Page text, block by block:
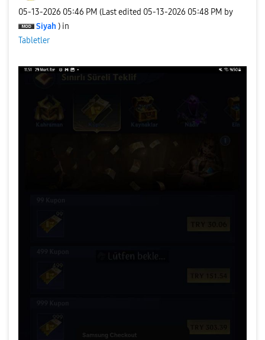
‎05-13-2026 05:46 PM (Last edited ‎05-13-2026 05:48 PM by
Siyah ) in
Tabletler